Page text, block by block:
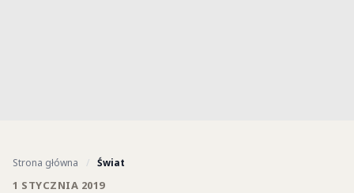
Strona główna / Świat
1 STYCZNIA 2019